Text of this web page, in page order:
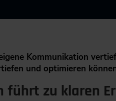
Kommunikation
und optimieren
führt zu klaren